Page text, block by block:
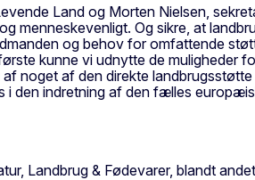
Land og Morten Nielsen,
menneskevenligt. Og sikre, at
og behov for omfattende
kunne vi udnytte de muligheder
noget af den direkte
den indretning af den fælles
Landbrug & Fødevarer, blandt